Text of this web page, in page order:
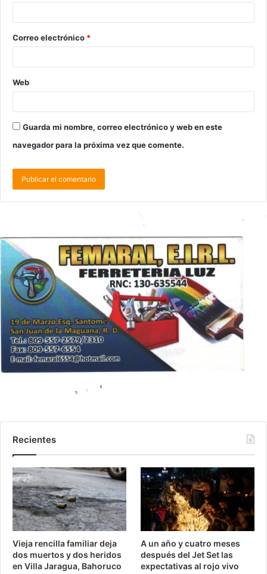
Correo electrónico *
Web
Guarda mi nombre, correo electrónico y web en este
navegador para la próxima vez que comente.
Recientes
Vieja rencilla familiar deja
dos muertos y dos heridos
en Villa Jaragua, Bahoruco
A un año y cuatro meses
después del Jet Set las
expectativas al rojo vivo